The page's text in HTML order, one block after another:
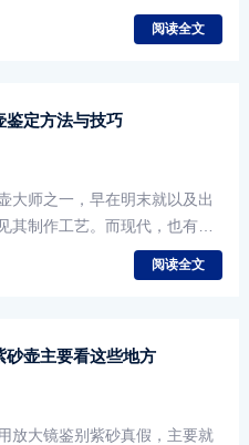
可能是刻绘的时候写毛笔字留
壶本身的味道，但避免买到劣
阅读全文
鉴定方法与技巧
大师之一，早在明末就以及出
其制作工艺。而现代，也有很
，但是假壶太多，所以了解时
阅读全文
砂壶主要看这些地方
放大镜鉴别紫砂真假，主要就